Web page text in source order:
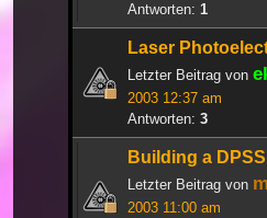
Antworten: 1
Laser
Letzter Beitrag von
2003 12:37 am
Antworten: 3
Building a DPSS
Letzter Beitrag von
2003 11:00 am